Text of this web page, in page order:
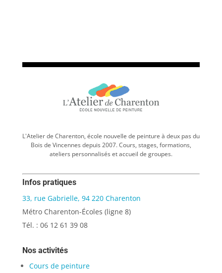
L'Atelier de Charenton, école nouvelle de peinture à deux pas du
Bois de Vincennes depuis 2007. Cours, stages, formations,
ateliers personnalisés et accueil de groupes.
Infos pratiques
33, rue Gabrielle, 94 220 Charenton
Métro Charenton-Écoles (ligne 8)
Tél. : 06 12 61 39 08
Nos activités
Cours de peinture